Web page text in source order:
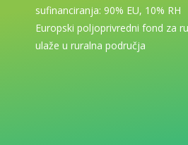
sufinanciranja: 90% EU, 10% RH
Europski poljoprivredni fond za
ulaže u ruralna područja